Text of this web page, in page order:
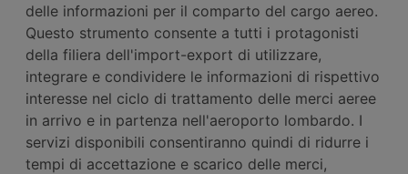
delle informazioni per il comparto del cargo aereo.
Questo strumento consente a tutti i protagonisti
della filiera dell'import-export di utilizzare,
integrare e condividere le informazioni di rispettivo
interesse nel ciclo di trattamento delle merci aeree
in arrivo e in partenza nell'aeroporto lombardo. I
servizi disponibili consentiranno quindi di ridurre i
tempi di accettazione e scarico delle merci,